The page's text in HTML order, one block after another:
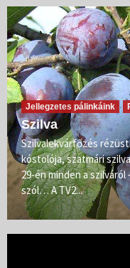
Jellegzetes pálinkáink
Szilva
Szilvalekvárfőzés
kóstolója, szatmári
29-én minden a
szól… A TV2...